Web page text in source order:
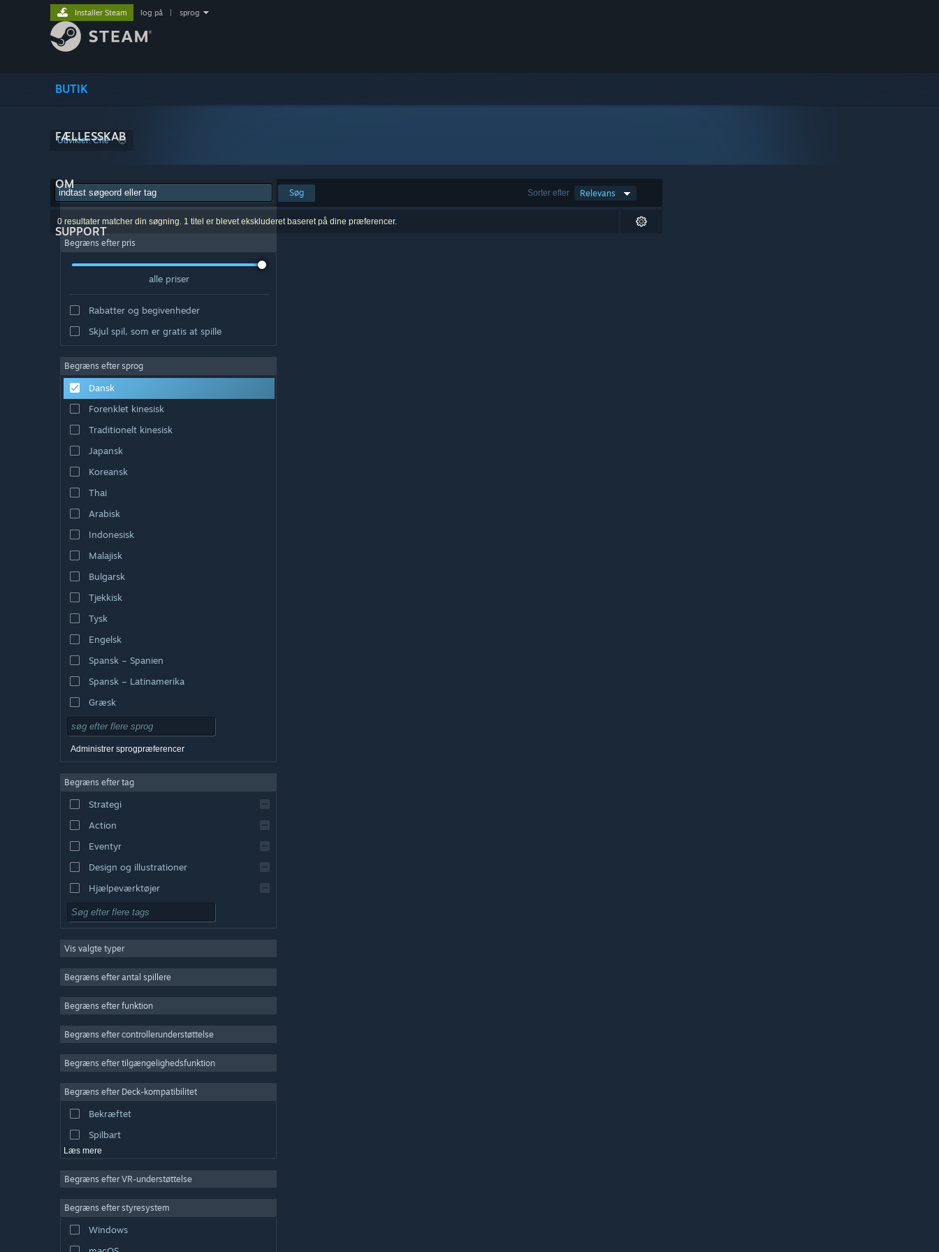
BUTIK
FÆLLESSKAB
OM
SUPPORT
Installer Steam log på sprog
Udvikler: Che
Sorter efter Relevans
Søg
0 resultater matcher din søgning. 1 titel er blevet ekskluderet baseret på dine præferencer.
Begræns efter pris
alle priser
Rabatter og begivenheder
Skjul spil, som er gratis at spille
Begræns efter sprog
Dansk
Forenklet kinesisk
Traditionelt kinesisk
Japansk
Koreansk
Thai
Arabisk
Indonesisk
Malajisk
Bulgarsk
Tjekkisk
Tysk
Engelsk
Spansk – Spanien
Spansk – Latinamerika
Græsk
Administrer sprogpræferencer
Begræns efter tag
Strategi
Action
Eventyr
Design og illustrationer
Hjælpeværktøjer
Gratis at spille
Massiv multiplayer
Indie
Simulation
Videoproduktion
Billedredigering
Vis valgte typer
Begræns efter antal spillere
Begræns efter funktion
Begræns efter controllerunderstøttelse
Begræns efter tilgængelighedsfunktion
Begræns efter Deck-kompatibilitet
Bekræftet
Spilbart
Læs mere
Begræns efter VR-understøttelse
Begræns efter styresystem
Windows